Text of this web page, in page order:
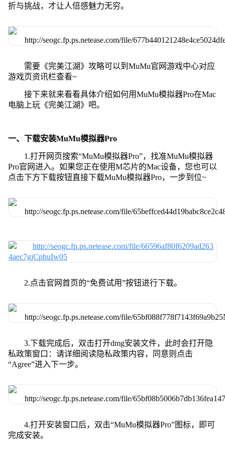
折与挑战，才让人倍感魅力无穷。
需要《完美江湖》攻略可以到MuMu官网游戏中心对应
游戏页资讯栏查看~
接下来就来看看具体介绍如何用MuMu模拟器Pro在Mac
电脑上玩《完美江湖》吧。
一、下载安装MuMu模拟器Pro
1.打开网页搜索“MuMu模拟器Pro”，找准MuMu模拟器
Pro官网进入。如果您正在使用M芯片的Mac设备，您也可以
点击下方下载按钮直接下载MuMu模拟器Pro，一步到位~
2.点击官网首页的“免费试用”按钮进行下载。
3.下载完成后，双击打开dmg安装文件，此时会打开隐
私政策窗口：请详细阅读隐私政策内容，同意则点击
“Agree”进入下一步。
4.打开安装窗口后，双击“MuMu模拟器Pro”图标，即可
完成安装。